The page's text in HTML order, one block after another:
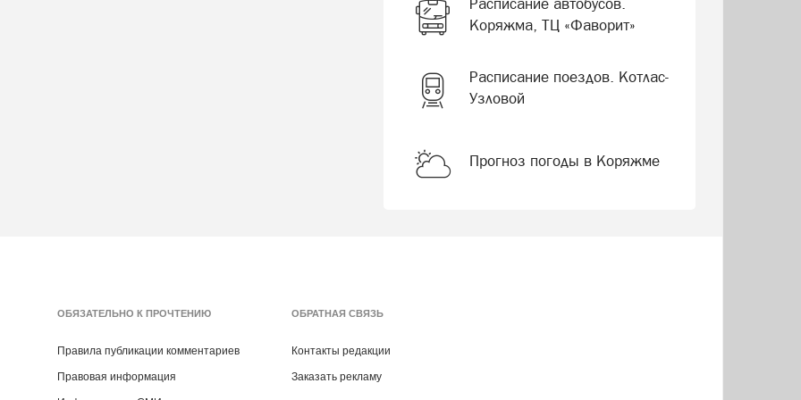
Коряжма, ТЦ «Фаворит»
Расписание поездов. Котлас-
Узловой
Прогноз погоды в Коряжме
ОБЯЗАТЕЛЬНО К ПРОЧТЕНИЮ
Правила публикации комментариев
Правовая информация
ОБРАТНАЯ СВЯЗЬ
Контакты редакции
Заказать рекламу